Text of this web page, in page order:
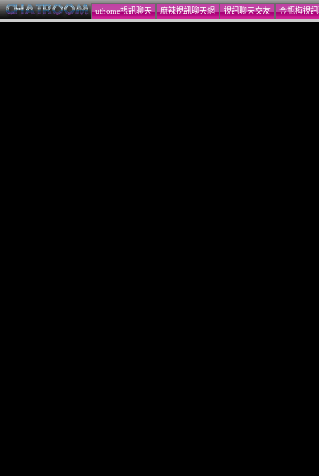
uthome視訊聊天 麻辣視訊聊天網 視訊聊天交友 金瓶梅視